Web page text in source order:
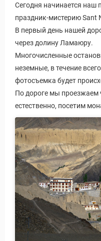
Сегодня начинается наш
праздник-мистерию Sant
В первый день нашей
через долину Ламаюру.
Многочисленные
неземные, в течение
фотосъемка будет
По дороге мы проезжаем
естественно, посетим